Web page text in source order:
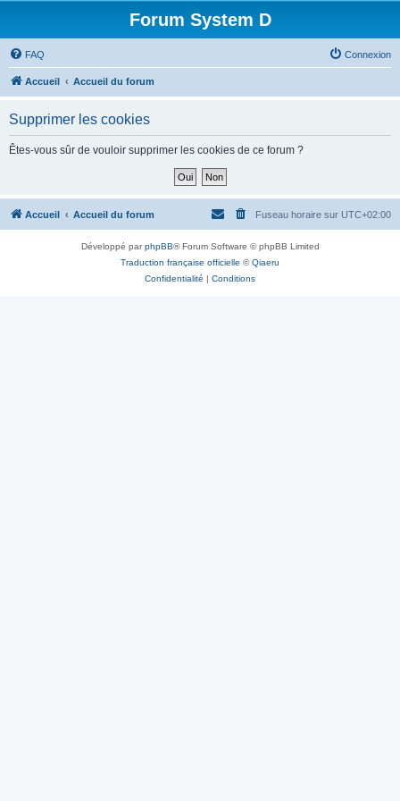
Forum System D
FAQ Connexion
Accueil Accueil du forum
Supprimer les cookies
Êtes-vous sûr de vouloir supprimer les cookies de ce forum ?
Accueil Accueil du forum Fuseau horaire sur UTC+02:00
Développé parphpBB® Forum Software © phpBB Limited
Traduction française officielle ©Qiaeru
Confidentialité | Conditions